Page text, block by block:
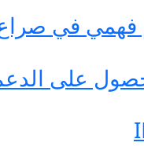
في صراع
على